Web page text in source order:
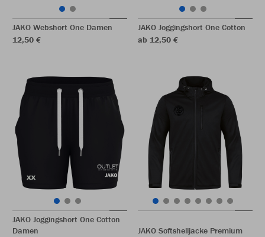
JAKO Webshort One Damen
12,50 €
JAKO Joggingshort One Cotton
ab 12,50 €
JAKO Joggingshort One Cotton
Damen
JAKO Softshelljacke Premium